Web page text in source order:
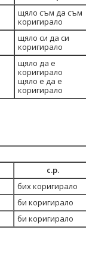
щяло съм да съм
коригирало
щяло си да си
коригирало
щяло да е
коригирало
щяло е да е
коригирало
с.р.
бих коригирало
би коригирало
би коригирало